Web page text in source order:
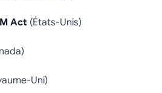
Act (États-Unis)
Uni)